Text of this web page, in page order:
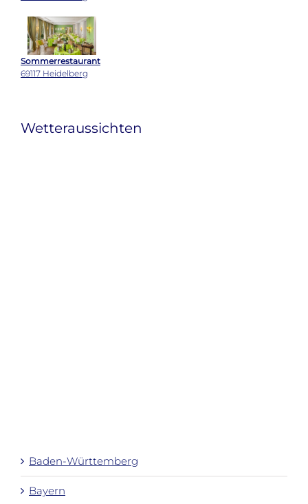
Sommerrestaurant
69117 Heidelberg
Wetteraussichten
Baden-Württemberg
Bayern